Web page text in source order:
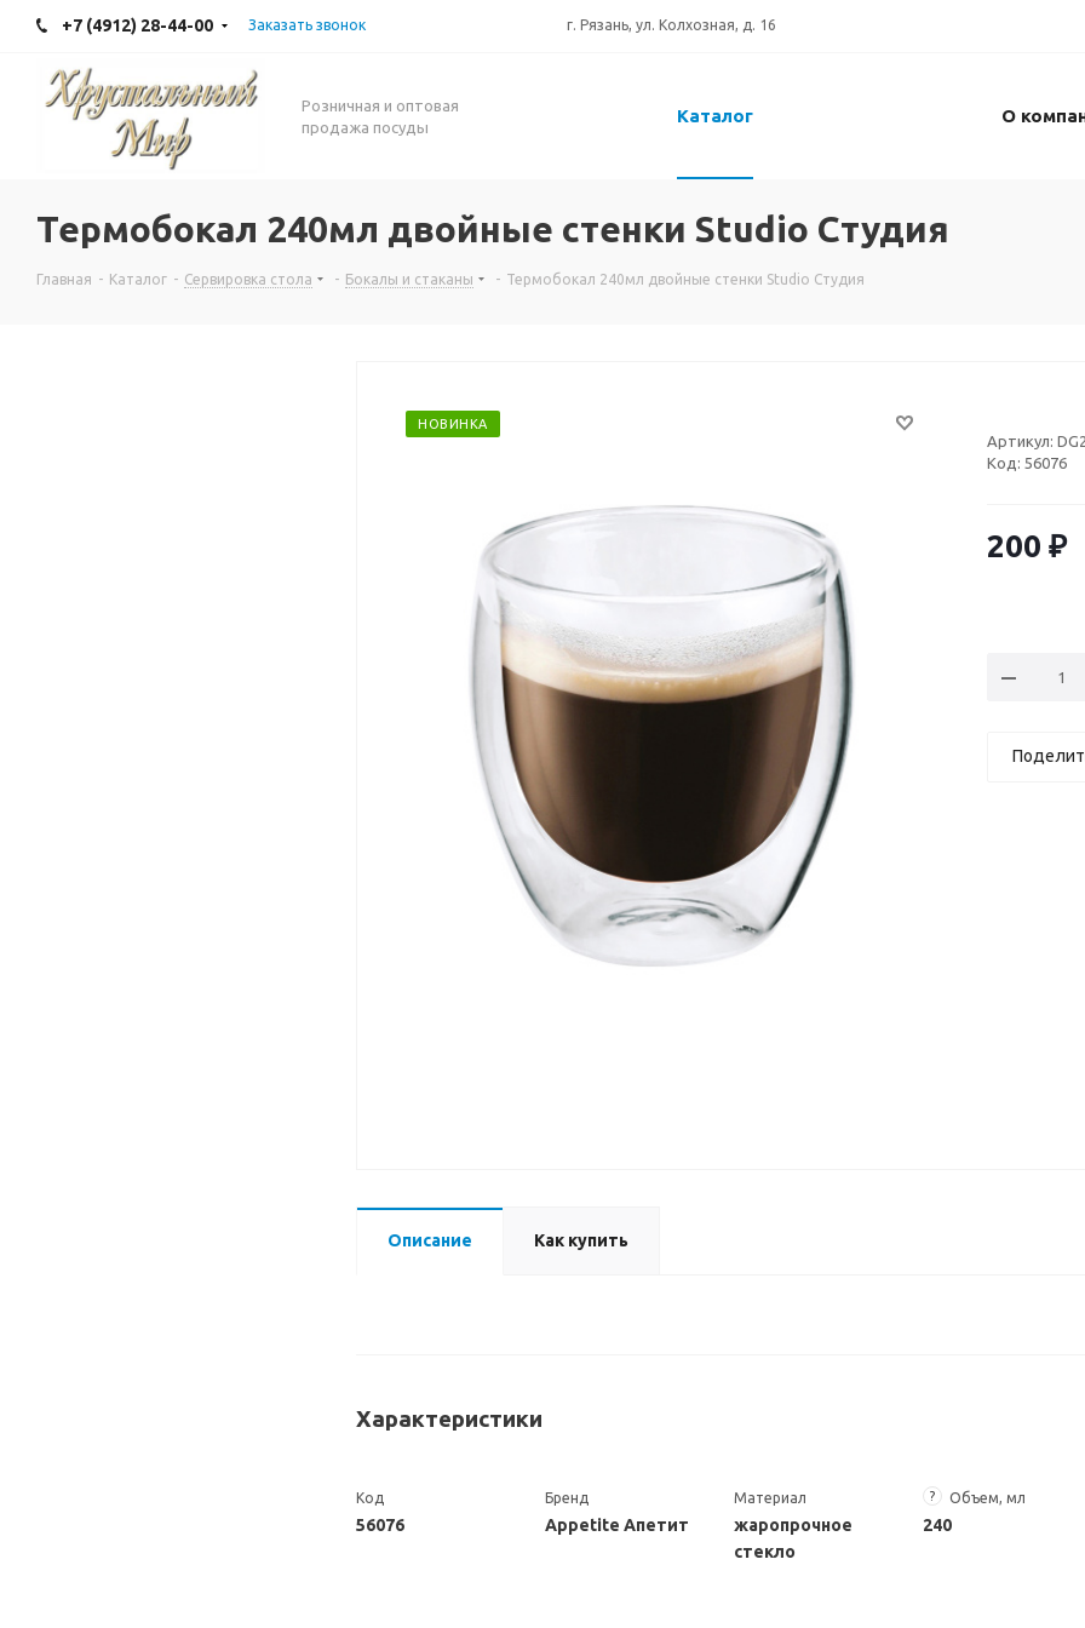
+7 (4912) 28-44-00 Заказать звонок г. Рязань, ул. Колхозная, д. 16
Розничная и оптовая
продажа посуды
Каталог О
Термобокал 240мл двойные стенки Studio Студия
Главная - Каталог - Сервировка стола - Бокалы и стаканы - Термобокал 240мл двойные стенки Studio Студия
НОВИНКА
Артикул:
Код: 56076
200 ₽
Описание Как купить
Характеристики
Код
56076
Бренд
Appetite Апетит
Материал
жаропрочное
стекло
? Объем, мл
240